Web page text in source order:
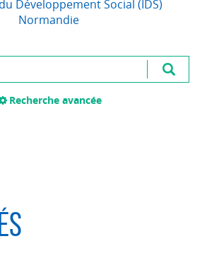
Développement Social (IDS)
Normandie
Recherche avancée